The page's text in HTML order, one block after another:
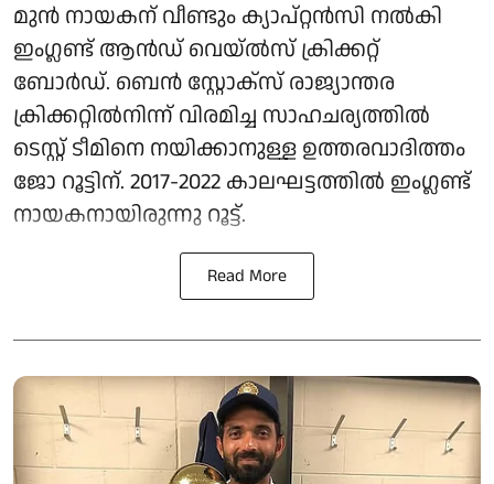
മുൻ നായകന് വീണ്ടും ക്യാപ്റ്റൻസി നൽകി
ഇംഗ്ലണ്ട് ആൻഡ് വെയ്ൽസ് ക്രിക്കറ്റ്
ബോർഡ്. ബെൻ സ്റ്റോക്‌സ് രാജ്യാന്തര
ക്രിക്കറ്റിൽനിന്ന് വിരമിച്ച സാഹചര്യത്തിൽ
ടെസ്റ്റ് ടീമിനെ നയിക്കാനുള്ള ഉത്തരവാദിത്തം
ജോ റൂട്ടിന്. 2017-2022 കാലഘട്ടത്തിൽ ഇംഗ്ലണ്ട്
നായകനായിരുന്നു റൂട്ട്.
Read More